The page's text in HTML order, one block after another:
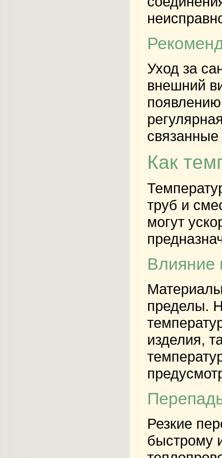
Уход за
внешний
Как
труб и
могут
Влияние
пределы.
изделия,
Резкие
быстрому